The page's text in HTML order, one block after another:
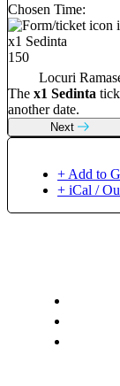
Chosen Time:
x1 Sedinta
150
Locuri
The x1 Sedinta
another date.
Next
+ Add to
+ iCal /